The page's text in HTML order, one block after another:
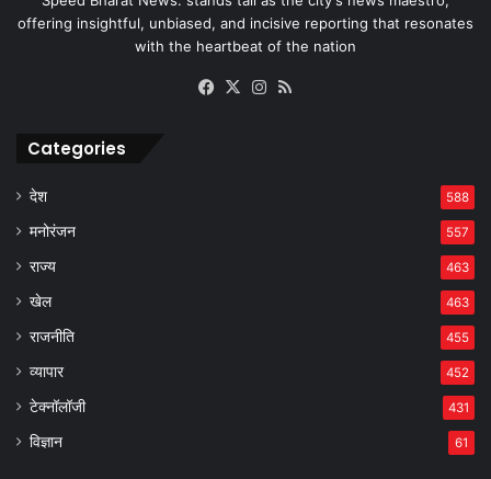
offering insightful, unbiased, and incisive reporting that resonates
with the heartbeat of the nation
Facebook
X Instagram
Categories
देश 588
मनोरंजन 557
राज्य 463
खेल 463
राजनीति 455
व्यापार 452
टेक्नॉलॉजी 431
विज्ञान 61